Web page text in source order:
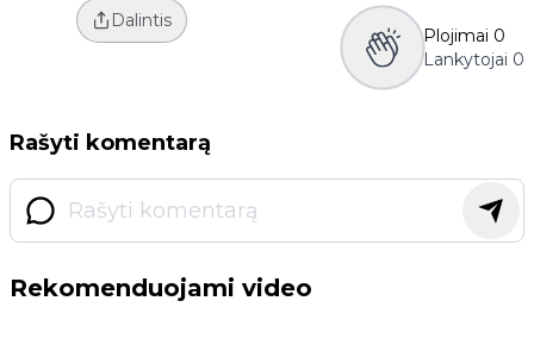
Dalintis
Plojimai 0
Lankytojai 0
Rašyti komentarą
Rekomenduojami video